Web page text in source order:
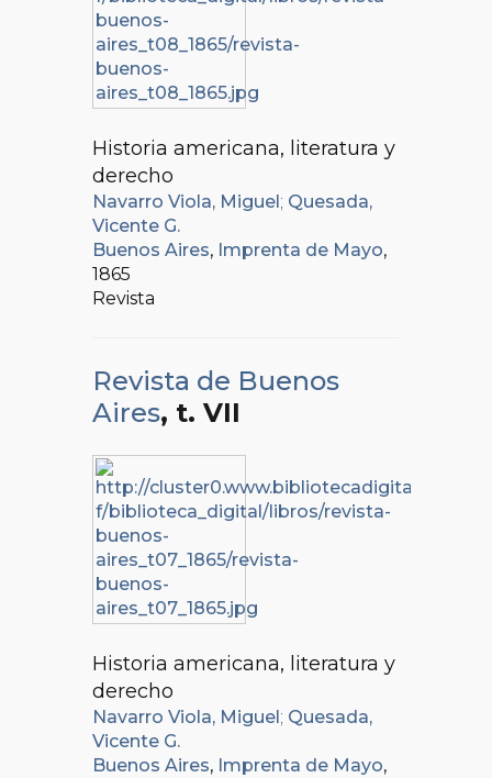
Historia americana, literatura y
derecho
Navarro Viola, Miguel ; Quesada,
Vicente G.
Buenos Aires, Imprenta de Mayo,
1865
Revista
Revista de Buenos
Aires, t. VII
Historia americana, literatura y
derecho
Navarro Viola, Miguel ; Quesada,
Vicente G.
Buenos Aires, Imprenta de Mayo,